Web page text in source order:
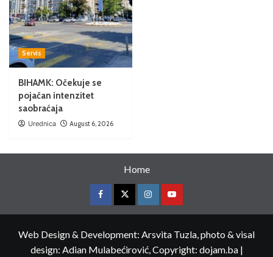
Servis
BIHAMK: Očekuje se
pojačan intenzitet
saobraćaja
Urednica August 6, 2026
Home
Web Design & Development: Arsvita Tuzla, photo & visal
design: Adian Mulabećirović, Copyright: dojam.ba |